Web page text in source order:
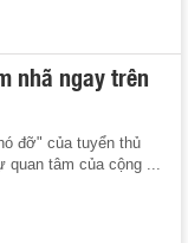
nhã ngay trên
đỡ" của tuyển thủ
quan tâm của cộng ...